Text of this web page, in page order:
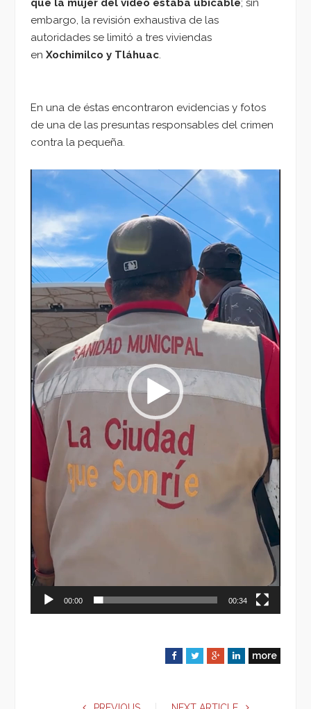
que la mujer del video estaba ubicable; sin
embargo, la revisión exhaustiva de las
autoridades se limitó a tres viviendas
en Xochimilco y Tláhuac.
En una de éstas encontraron evidencias y fotos
de una de las presuntas responsables del crimen
contra la pequeña.
Reproductor
vídeo
00:00 00:34
F
e
T
G
g
L
more